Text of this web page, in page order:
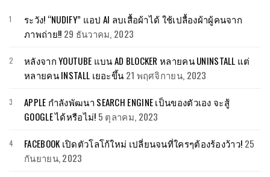
ระวัง! “NUDIFY” แอป AI ลบเสื้อผ้าได้ ใช้เปลื้องผ้าผู้คนจาก
ภาพถ่าย!! 29 ธันวาคม, 2023
หลังจาก YOUTUBE แบน AD BLOCKER หลายคน UNINSTALL แต่
หลายคน INSTALL เยอะขึ้น 21 พฤศจิกายน, 2023
APPLE กำลังพัฒนา SEARCH ENGINE เป็นของตัวเอง จะสู้
GOOGLE ได้หรือไม่! 5 ตุลาคม, 2023
FACEBOOK เปิดตัวโลโก้ใหม่ เปลี่ยนจนที่ใครๆต้องร้องว้าว! 25
กันยายน, 2023